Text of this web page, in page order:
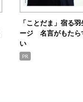
「ことだま」宿る
ージ 名言がもたら
い
PR